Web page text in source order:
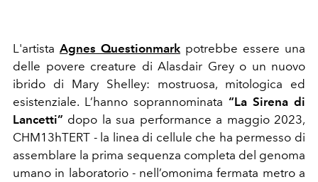
L'artista Agnes Questionmark potrebbe essere una
delle povere creature di Alasdair Grey o un nuovo
ibrido di Mary Shelley: mostruosa, mitologica ed
esistenziale. L’hanno soprannominata “La Sirena di
Lancetti” dopo la sua performance a maggio 2023,
CHM13hTERT - la linea di cellule che ha permesso di
assemblare la prima sequenza completa del genoma
umano in laboratorio - nell’omonima fermata metro a